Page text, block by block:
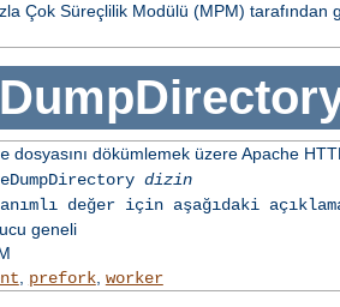
Çok Süreçlilik Modülü (MPM)
dosyasını dökümlemek üzere Apache
dizin
değer için aşağıdaki
geneli
prefork, worker